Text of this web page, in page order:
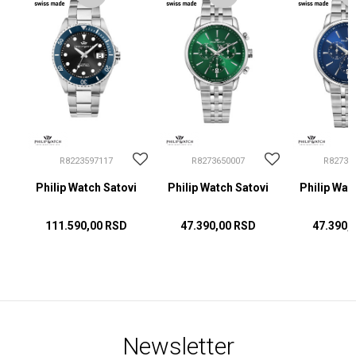
R8223597117
Philip Watch Satovi
111.590,00 RSD
R8273650007
Philip Watch Satovi
47.390,00 RSD
Philip
Newsletter